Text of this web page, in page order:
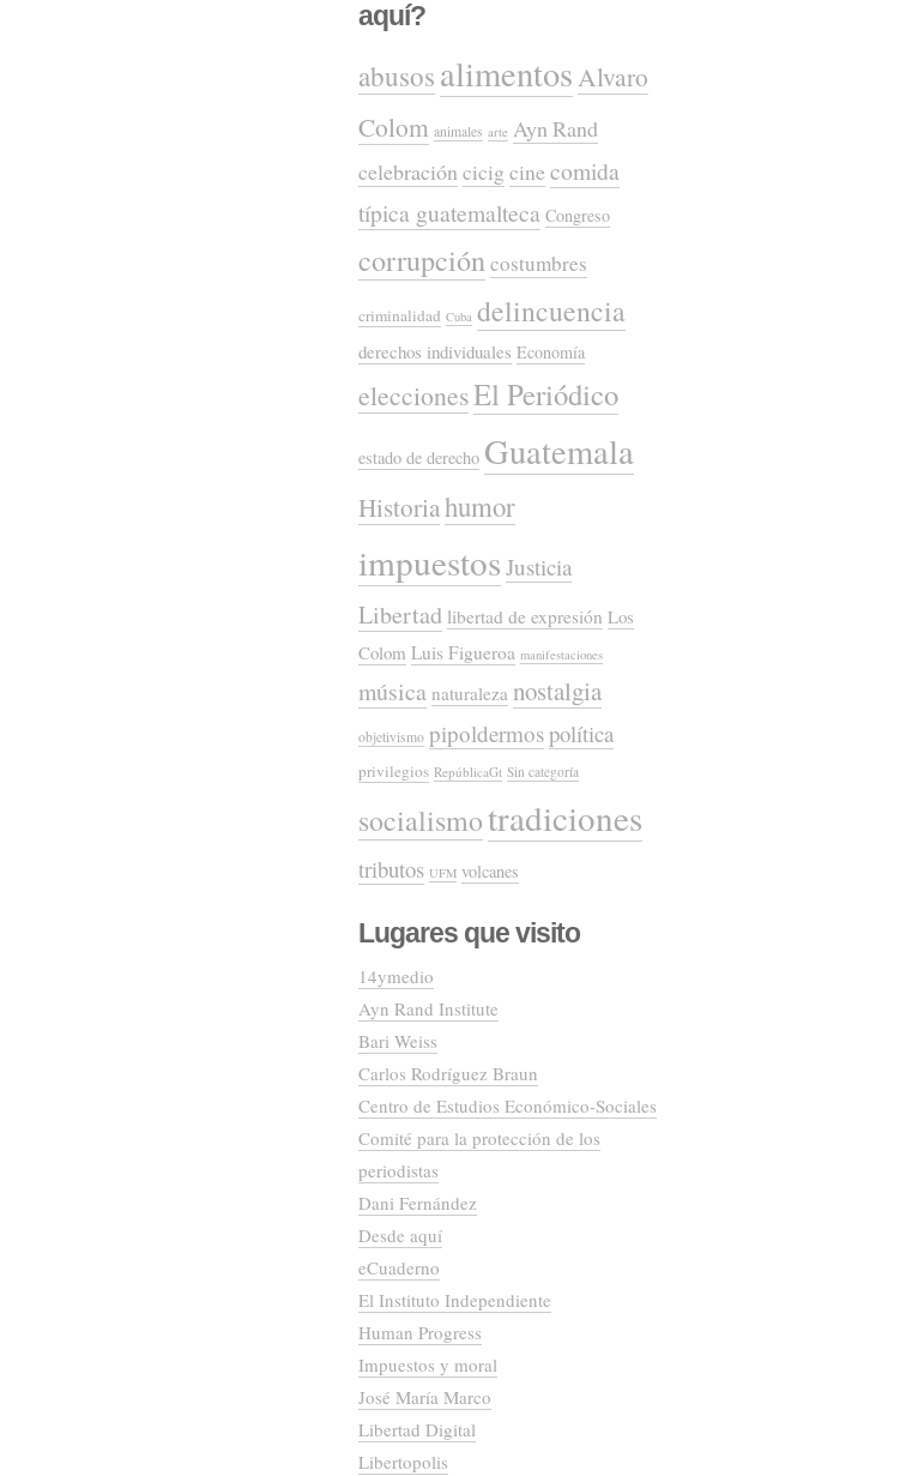
aquí?
abusos alimentosAlvaro
Colom animales arte Ayn Rand
celebración cicig cine comida
típica guatemalteca Congreso
corrupcióncostumbres
criminalidad Cuba delincuencia
derechos individuales Economía
eleccionesEl Periódico
estado de derecho Guatemala
Historiahumor
impuestos Justicia
Libertad libertad de expresión Los
Colom Luis Figueroa manifestaciones
música naturaleza nostalgia
objetivismo pipoldermospolítica
privilegios RepúblicaGt Sin categoría
socialismotradiciones
tributos UFM volcanes
Lugares que visito
14ymedio
Ayn Rand Institute
Bari Weiss
Carlos Rodríguez Braun
Centro de Estudios Económico-Sociales
Comité para la protección de los
periodistas
Dani Fernández
Desde aquí
eCuaderno
El Instituto Independiente
Human Progress
Impuestos y moral
José María Marco
Libertad Digital
Libertopolis